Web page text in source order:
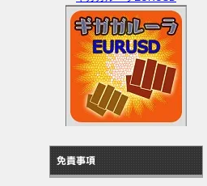
免責事項